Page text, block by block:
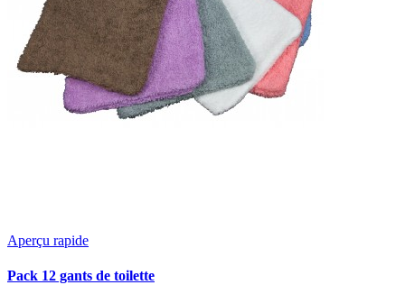
Aperçu rapide
Pack 12 gants de toilette